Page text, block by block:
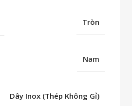
Tròn
Nam
Dây Inox (Thép Không Gỉ)